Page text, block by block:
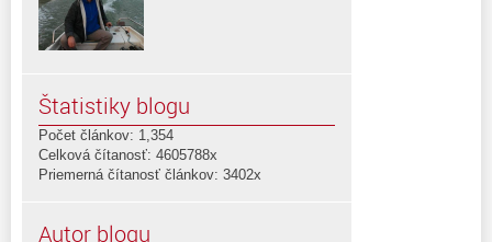
Štatistiky blogu
Počet článkov: 1,354
Celková čítanosť: 4605788x
Priemerná čítanosť článkov: 3402x
Autor blogu